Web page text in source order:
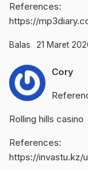
References:
https://
Balas 21 Maret
Cory
Rolling hills casino
References:
https://invastu.kz/